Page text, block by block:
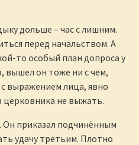
дольше – час с лишним.
перед начальством. А
то особый план допроса у
вышел он тоже ни с чем,
выражением лица, явно
не выжать.
Он приказал подчинённым
удачу третьим. Плотно